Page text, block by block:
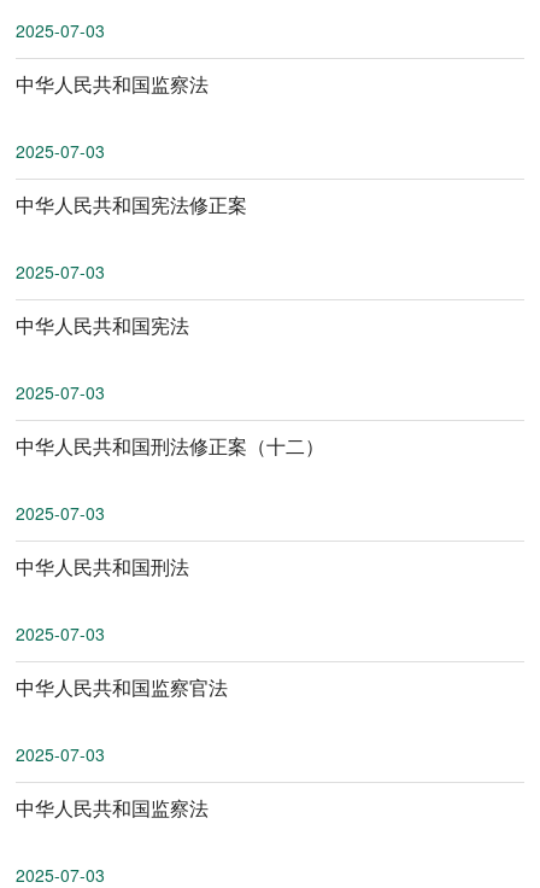
2025-07-03
中华人民共和国监察法
2025-07-03
中华人民共和国宪法修正案
2025-07-03
中华人民共和国宪法
2025-07-03
中华人民共和国刑法修正案（十二）
2025-07-03
中华人民共和国刑法
2025-07-03
中华人民共和国监察官法
2025-07-03
中华人民共和国监察法
2025-07-03